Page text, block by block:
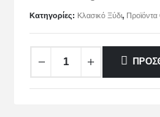
Κατηγορίες: Κλασικό Ξύδι, Προϊόντα